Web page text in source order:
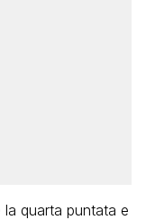
quarta puntata e